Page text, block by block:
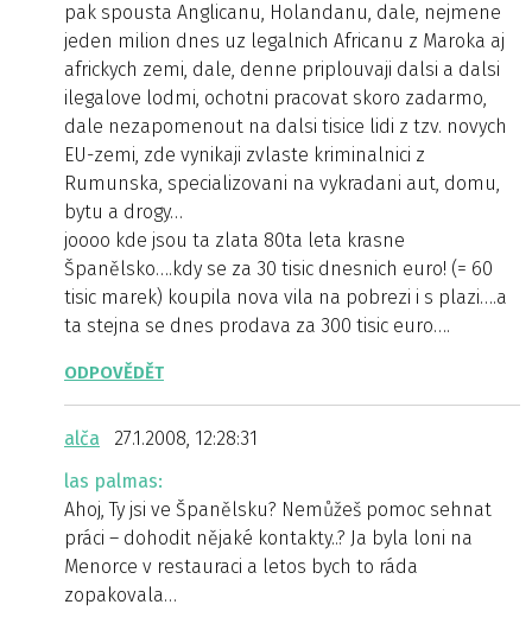
pak spousta Anglicanu, Holandanu, dale, nejmene
jeden milion dnes uz legalnich Africanu z Maroka aj
africkych zemi, dale, denne priplouvaji dalsi a dalsi
ilegalove lodmi, ochotni pracovat skoro zadarmo,
dale nezapomenout na dalsi tisice lidi z tzv. novych
EU-zemi, zde vynikaji zvlaste kriminalnici z
Rumunska, specializovani na vykradani aut, domu,
bytu a drogy…
joooo kde jsou ta zlata 80ta leta krasne
Španělsko….kdy se za 30 tisic dnesnich euro! (= 60
tisic marek) koupila nova vila na pobrezi i s plazi….a
ta stejna se dnes prodava za 300 tisic euro….
ODPOVĚDĚT
alča
27.1.2008, 12:28:31
las palmas:
Ahoj, Ty jsi ve Španělsku? Nemůžeš pomoc sehnat
práci – dohodit nějaké kontakty..? Ja byla loni na
Menorce v restauraci a letos bych to ráda
zopakovala…